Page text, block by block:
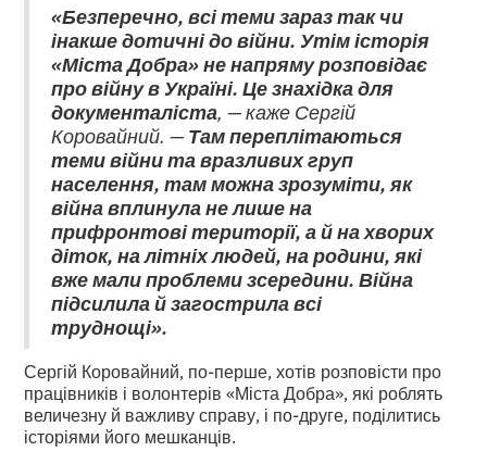
«Безперечно, всі теми зараз так чи
інакше дотичні до війни. Утім історія
«Міста Добра» не напряму розповідає
про війну в Україні. Це знахідка для
документаліста, — каже Сергій
Коровайний. —Там переплітаються
теми війни та вразливих груп
населення, там можна зрозуміти, як
війна вплинула не лише на
прифронтові території, а й на хворих
діток, на літніх людей, на родини, які
вже мали проблеми зсередини. Війна
підсилила й загострила всі
труднощі».
Сергій Коровайний, по-перше, хотів розповісти про
працівників і волонтерів «Міста Добра», які роблять
величезну й важливу справу, і по-друге, поділитись
історіями його мешканців.